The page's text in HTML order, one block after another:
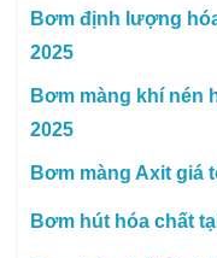
Bơm định lượng
2025
Bơm màng khí nén
2025
Bơm màng Axit giá
Bơm hút hóa chất